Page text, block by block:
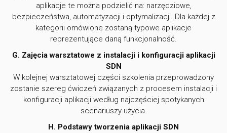
aplikacje te można podzielić na: narzędziowe,
bezpieczeństwa, automatyzacji i optymalizacji. Dla każdej z
kategorii omówione zostaną typowe aplikacje
reprezentujące daną funkcjonalność.
G. Zajęcia warsztatowe z instalacji i konfiguracji aplikacji
SDN
W kolejnej warsztatowej części szkolenia przeprowadzony
zostanie szereg ćwiczeń związanych z procesem instalacji i
konfiguracji aplikacji według najczęściej spotykanych
scenariuszy użycia.
H. Podstawy tworzenia aplikacji SDN